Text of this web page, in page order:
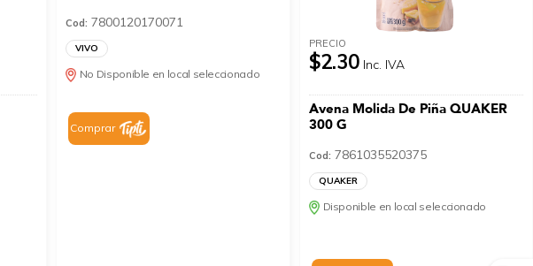
Cod: 7800120170071
VIVO
No Disponible en local seleccionado
Comprar
PRECIO
$2.30 Inc. IVA
Avena Molida De Piña QUAKER
300 G
Cod: 7861035520375
QUAKER
Disponible en local seleccionado